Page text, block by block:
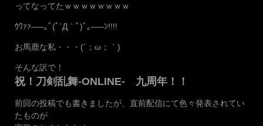
ってなってたｗｗｗｗｗｗｗｗ
ｳﾜｧｧ—–｡ﾟ(ﾟ´Д｀ﾟ)ﾟ｡—–ﾝ!!!!
お馬鹿な私・・・(´；ω；｀)
そんな訳で！
祝！刀剣乱舞-ONLINE- 九周年！！
前回の投稿でも書きましたが、直前配信にて色々発表されてい
たものが